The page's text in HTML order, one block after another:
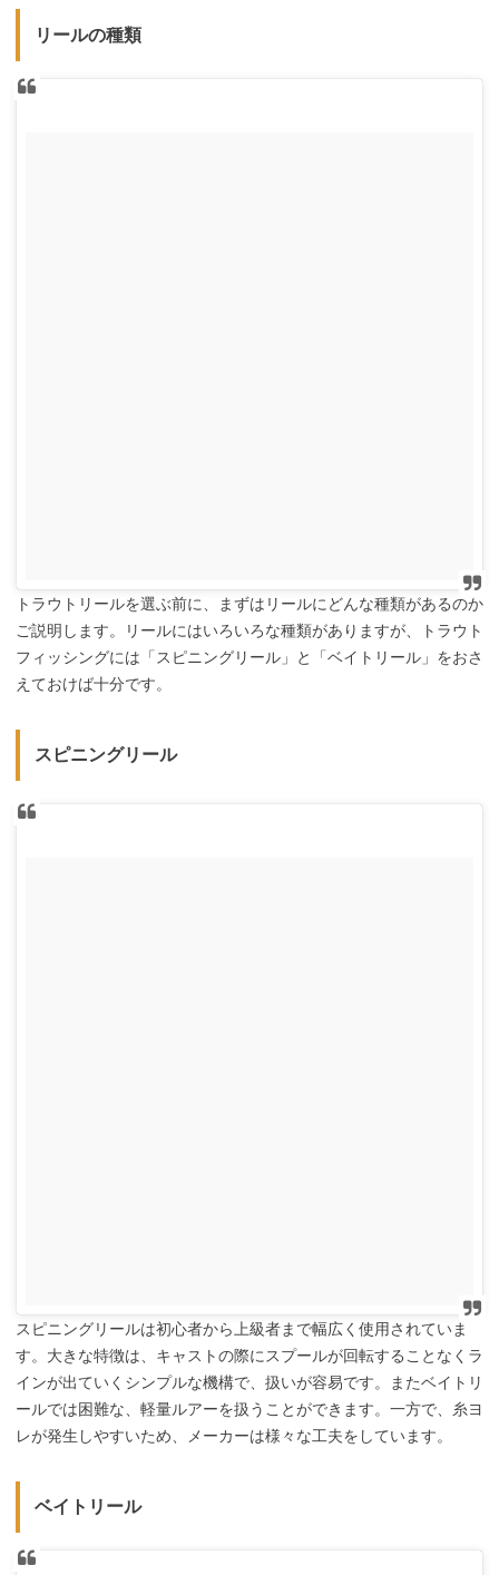
リールの種類
トラウトリールを選ぶ前に、まずはリールにどんな種類があるのか
ご説明します。リールにはいろいろな種類がありますが、トラウト
フィッシングには「スピニングリール」と「ベイトリール」をおさ
えておけば十分です。
スピニングリール
スピニングリールは初心者から上級者まで幅広く使用されていま
す。大きな特徴は、キャストの際にスプールが回転することなくラ
インが出ていくシンプルな機構で、扱いが容易です。またベイトリ
ールでは困難な、軽量ルアーを扱うことができます。一方で、糸ヨ
レが発生しやすいため、メーカーは様々な工夫をしています。
ベイトリール